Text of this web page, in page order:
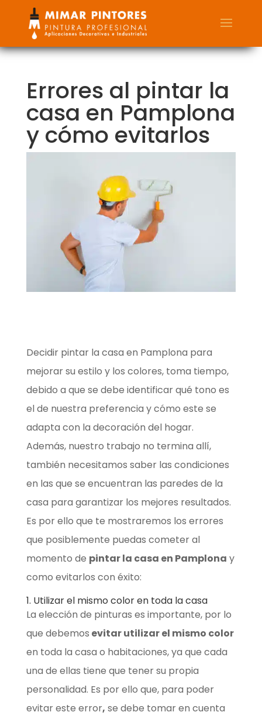
Errores al pintar la
casa en Pamplona
y cómo evitarlos
Decidir pintar la casa en Pamplona para
mejorar su estilo y los colores, toma tiempo,
debido a que se debe identificar qué tono es
el de nuestra preferencia y cómo este se
adapta con la decoración del hogar.
Además, nuestro trabajo no termina allí,
también necesitamos saber las condiciones
en las que se encuentran las paredes de la
casa para garantizar los mejores resultados.
Es por ello que te mostraremos los errores
que posiblemente puedas cometer al
momento de pintar la casa en Pamplona y
como evitarlos con éxito:
1. Utilizar el mismo color en toda la casa
La elección de pinturas es importante, por lo
que debemos evitar utilizar el mismo color
en toda la casa o habitaciones, ya que cada
una de ellas tiene que tener su propia
personalidad. Es por ello que, para poder
evitar este error, se debe tomar en cuenta